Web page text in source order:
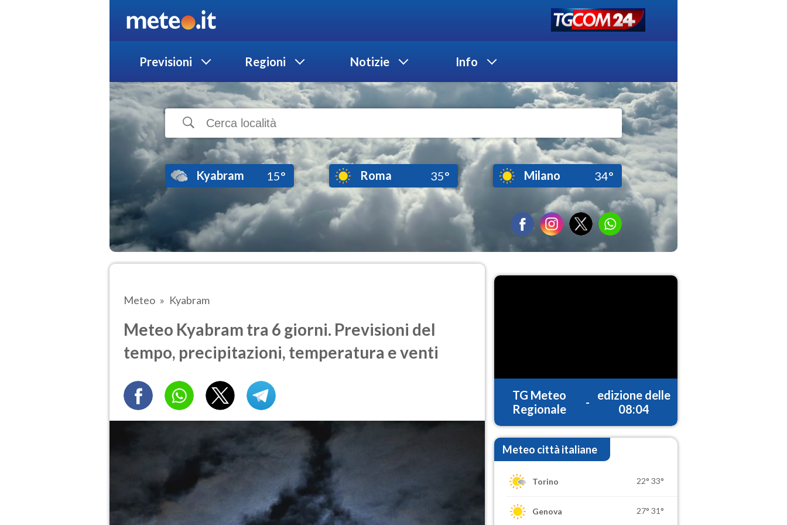
Previsioni Regioni Notizie Info
Kyabram 15° Roma 35° Milano 34°
Meteo Kyabram
Meteo Kyabram tra 6 giorni. Previsioni del
tempo, precipitazioni, temperatura e venti
TG Meteo
Regionale
-
edizione delle
08:04
Meteo città italiane
Torino 22° 33°
Genova 27° 31°